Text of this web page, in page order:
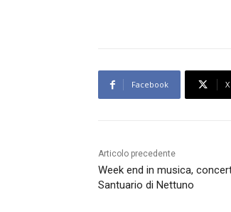
Facebook X
Articolo precedente
Week end in musica,
Santuario di Nettuno